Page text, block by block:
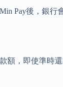
Pay後，銀行
額，即使準時